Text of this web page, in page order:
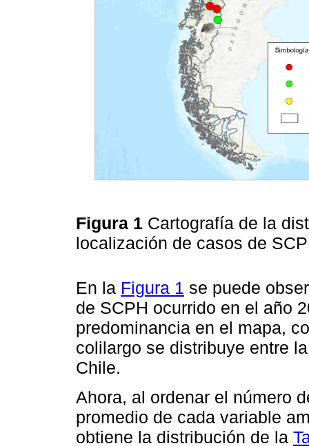
Figura 1 Cartografía de la
localización de casos de
En la Figura 1 se puede
de SCPH ocurrido en el año
predominancia en el mapa,
colilargo se distribuye entre
Chile.
Ahora, al ordenar el número
promedio de cada variable
obtiene la distribución de la